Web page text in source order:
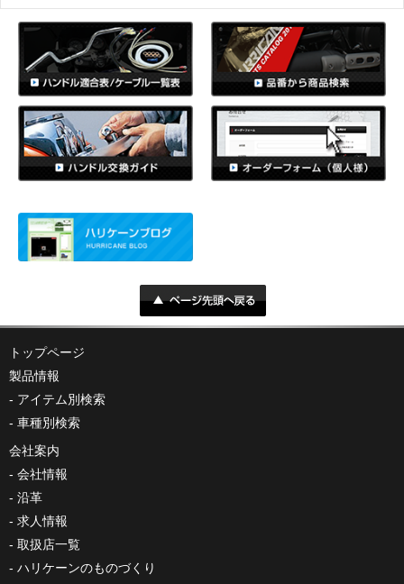
トップページ
製品情報
アイテム別検索
車種別検索
会社案内
会社情報
沿革
求人情報
取扱店一覧
ハリケーンのものづくり